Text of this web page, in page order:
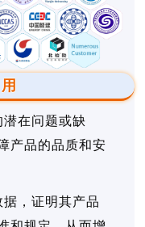
在问题或缺
产品的品质和安
，证明其产品